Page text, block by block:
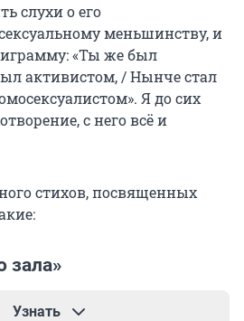
слухи о его
меньшинству, и
«Ты же был
активистом, / Нынче стал
Я до сих
с него всё и
стихов, посвященных
зала»
Узнать